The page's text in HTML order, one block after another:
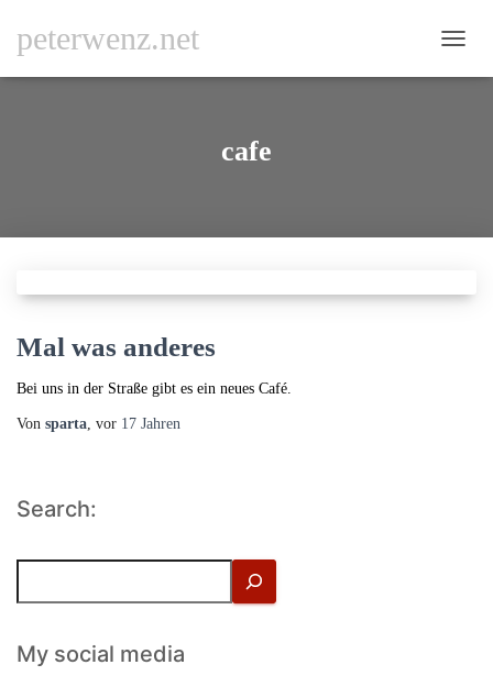
peterwenz.net
cafe
Mal was anderes
Bei uns in der Straße gibt es ein neues Café.
Von sparta, vor 17 Jahren
Search:
h
eMy social media